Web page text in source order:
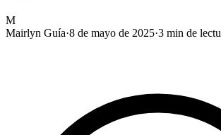
M
Mairlyn Guía·8 de mayo de 2025·3 min de